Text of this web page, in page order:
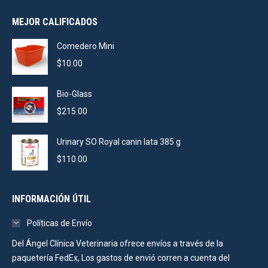
$105.00.
MEJOR CALIFICADOS
Comedero Mini
$10.00
Bio-Glass
$215.00
Urinary SO Royal canin lata 385 g
$110.00
INFORMACIÓN ÚTIL
Políticas de Envío
Del Ángel Clínica Veterinaria ofrece envíos a través de la
paquetería FedEx, Los gastos de envió corren a cuenta del